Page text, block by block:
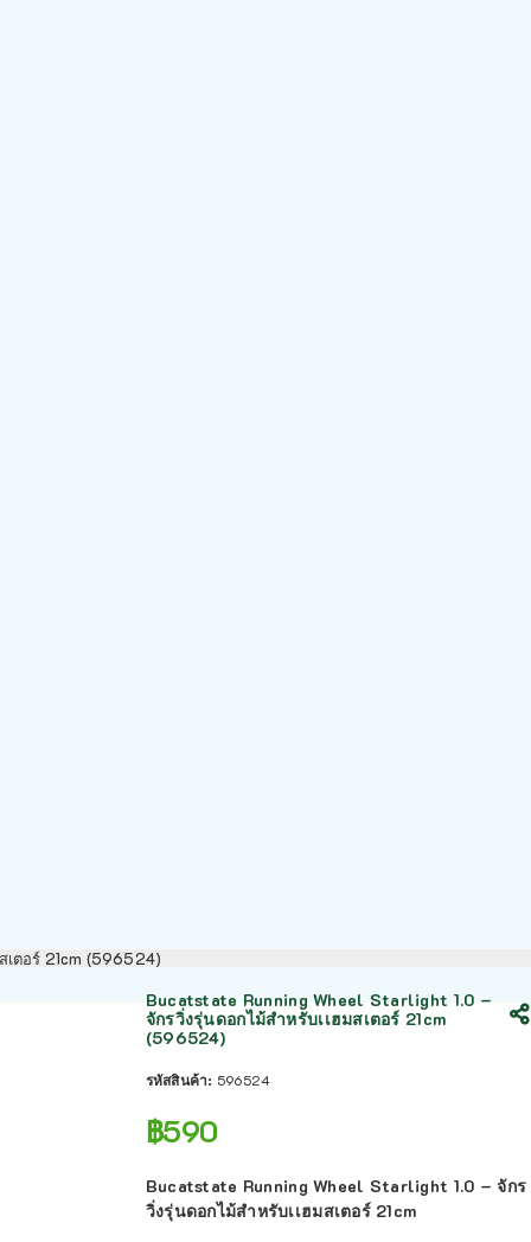
เตอร์ 21cm (596524)
Bucatstate Running Wheel Starlight 1.0 –
จักรวิ่งรุ่นดอกไม้สำหรับเเฮมสเตอร์ 21cm
(596524)
รหัสสินค้า: 596524
฿590
Bucatstate Running Wheel Starlight 1.0 – จักร
วิ่งรุ่นดอกไม้สำหรับเเฮมสเตอร์ 21cm